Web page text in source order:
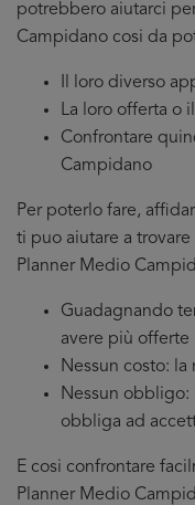
potrebbero aiutarci
Campidano cosi da
Il loro diverso
La loro offerta o
Confrontare
Campidano
Per poterlo fare,
ti puo aiutare a
Planner Medio
Guadagnando
avere più offerte
Nessun costo:
Nessun obbligo:
obbliga ad
E cosi confrontare
Planner Medio